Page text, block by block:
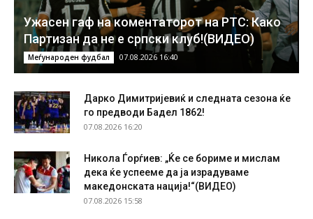
Ужасен гаф на коментаторот на РТС: Како
Партизан да не е српски клуб!(ВИДЕО)
Меѓународен фудбал 07.08.2026 16:40
Дарко Димитријевиќ и следната сезона ќе
го предводи Бадел 1862!
07.08.2026 16:20
Никола Ѓорѓиев: „Ќе се бориме и мислам
дека ќе успееме да ја израдуваме
македонската нација!“(ВИДЕО)
07.08.2026 15:58